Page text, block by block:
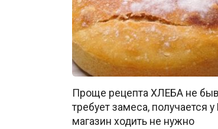
Проще рецепта ХЛЕБА не
требует замеса, получается
магазин ходить не нужно